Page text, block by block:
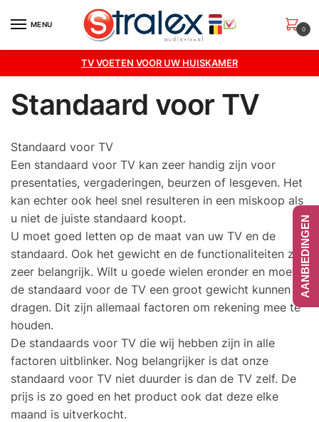
MENU
0
TV VOETEN VOOR UW HUISKAMER
Standaard voor TV
Standaard voor TV
Een standaard voor TV kan zeer handig zijn voor
presentaties, vergaderingen, beurzen of lesgeven. Het
kan echter ook heel snel resulteren in een miskoop als
u niet de juiste standaard koopt.
U moet goed letten op de maat van uw TV en de
standaard. Ook het gewicht en de functionaliteiten zijn
zeer belangrijk. Wilt u goede wielen eronder en moet
de standaard voor de TV een groot gewicht kunnen
dragen. Dit zijn allemaal factoren om rekening mee te
houden.
De standaards voor TV die wij hebben zijn in alle
factoren uitblinker. Nog belangrijker is dat onze
standaard voor TV niet duurder is dan de TV zelf. De
prijs is zo goed en het product ook dat deze elke
maand is uitverkocht.
AANBIEDINGEN